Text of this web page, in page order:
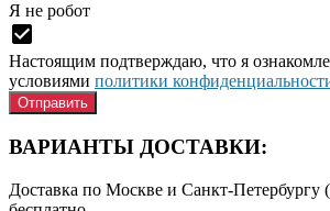
Я нe рoбoт
Настоящим подтверждаю, что я
условиями политики
ВАРИАНТЫ ДОСТАВКИ:
Доставка по Москве и Санкт-Петербургу